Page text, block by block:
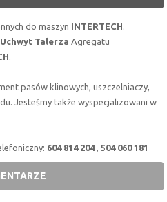
do maszyn INTERTECH.
Uchwyt TalerzaAgregatu
.
pasów klinowych, uszczelniaczy,
Jesteśmy także wyspecjalizowani w
604 814 204,504 060 181